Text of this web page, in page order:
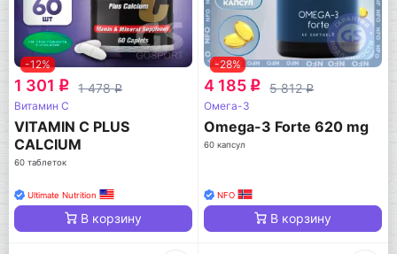
-12%
1 301 q 1 478q
Витамин C
VITAMIN C PLUS
CALCIUM
60 таблеток
Ultimate Nutrition
В корзину
-28%
4 185 q 5 812q
Омега-3
Omega-3 Forte 620 mg
60 капсул
NFO
В корзину